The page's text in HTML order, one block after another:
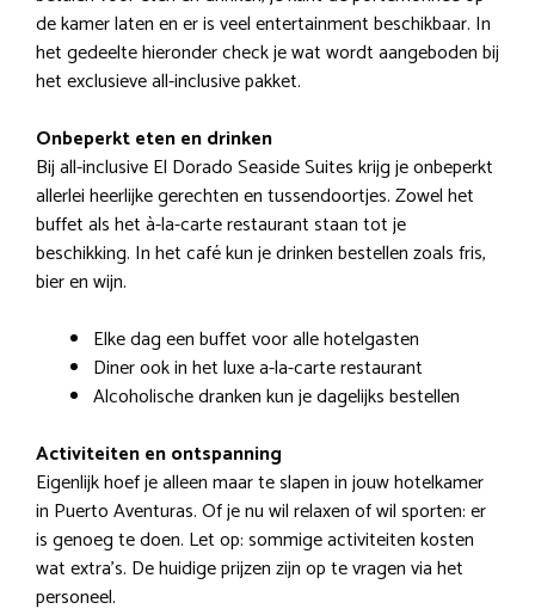
de kamer laten en er is veel entertainment beschikbaar. In
het gedeelte hieronder check je wat wordt aangeboden bij
het exclusieve all-inclusive pakket.
Onbeperkt eten en drinken
Bij all-inclusive El Dorado Seaside Suites krijg je onbeperkt
allerlei heerlijke gerechten en tussendoortjes. Zowel het
buffet als het à-la-carte restaurant staan tot je
beschikking. In het café kun je drinken bestellen zoals fris,
bier en wijn.
Elke dag een buffet voor alle hotelgasten
Diner ook in het luxe a-la-carte restaurant
Alcoholische dranken kun je dagelijks bestellen
Activiteiten en ontspanning
Eigenlijk hoef je alleen maar te slapen in jouw hotelkamer
in Puerto Aventuras. Of je nu wil relaxen of wil sporten: er
is genoeg te doen. Let op: sommige activiteiten kosten
wat extra’s. De huidige prijzen zijn op te vragen via het
personeel.